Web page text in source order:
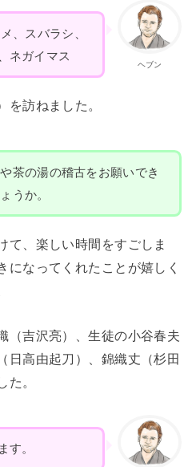
ヘブン
、スバラシ、
ネガイマス
を訪ねました。
茶の湯の稽古をお願いでき
うか。
て、楽しい時間をすごしま
になってくれたことが嬉しく
（吉沢亮）、生徒の小谷春夫
日高由起刀）、錦織丈（杉田
た。
す。